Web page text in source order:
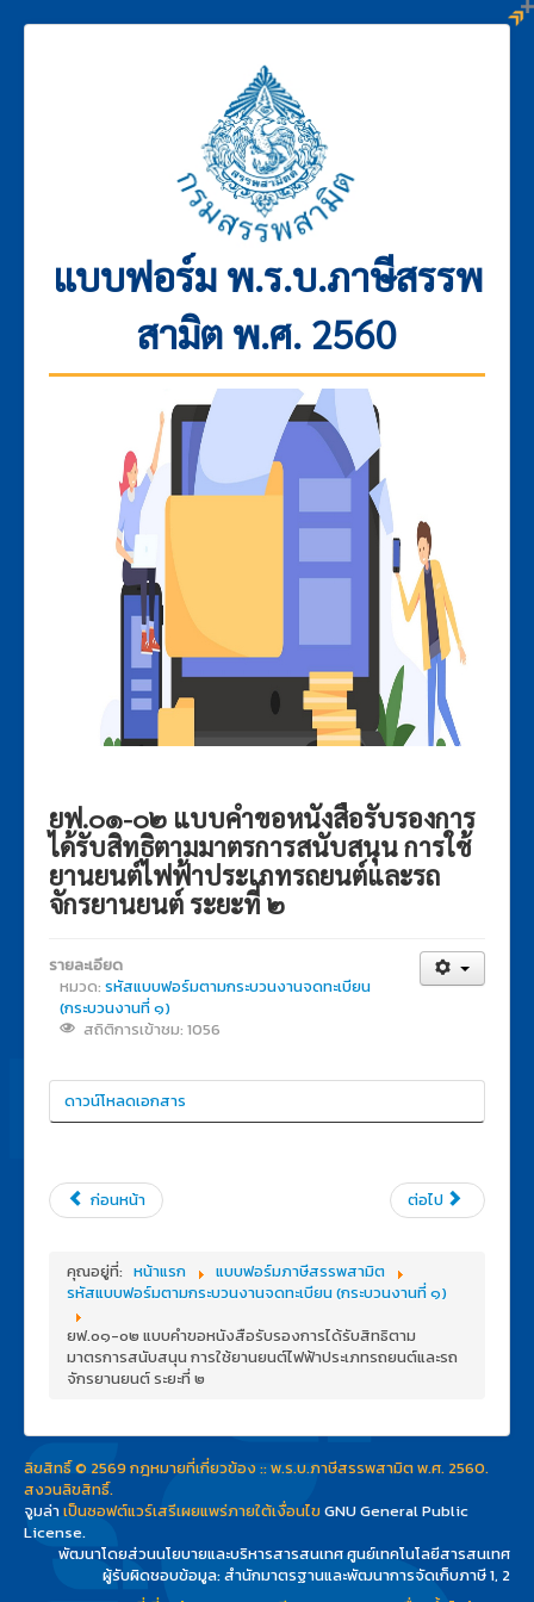
แบบฟอร์ม พ.ร.บ.ภาษีสรรพ
สามิต พ.ศ. 2560
ยฟ.๐๑-๐๒ แบบคำขอหนังสือรับรองการ
ได้รับสิทธิตามมาตรการสนับสนุน การใช้
ยานยนต์ไฟฟ้าประเภทรถยนต์และรถ
จักรยานยนต์ ระยะที่ ๒
รายละเอียด
หมวด: รหัสแบบฟอร์มตามกระบวนงานจดทะเบียน
(กระบวนงานที่ ๑)
สถิติการเข้าชม: 1056
ดาวน์โหลดเอกสาร
ก่อนหน้า ต่อไป
คุณอยู่ที่: หน้าแรก
แบบฟอร์มภาษีสรรพสามิต
รหัสแบบฟอร์มตามกระบวนงานจดทะเบียน (กระบวนงานที่ ๑)
ยฟ.๐๑-๐๒ แบบคำขอหนังสือรับรองการได้รับสิทธิตาม
มาตรการสนับสนุน การใช้ยานยนต์ไฟฟ้าประเภทรถยนต์และรถ
จักรยานยนต์ ระยะที่ ๒
ลิขสิทธิ์ © 2569 กฎหมายที่เกี่ยวข้อง :: พ.ร.บ.ภาษีสรรพสามิต พ.ศ. 2560.
สงวนลิขสิทธิ์.
จูมล่าเป็นซอฟต์แวร์เสรีเผยแพร่ภายใต้เงื่อนไขGNU General Public
License.
พัฒนาโดยส่วนนโยบายและบริหารสารสนเทศ ศูนย์เทคโนโลยีสารสนเทศ
ผู้รับผิดชอบข้อมูล: สำนักมาตรฐานและพัฒนาการจัดเก็บภาษี 1, 2